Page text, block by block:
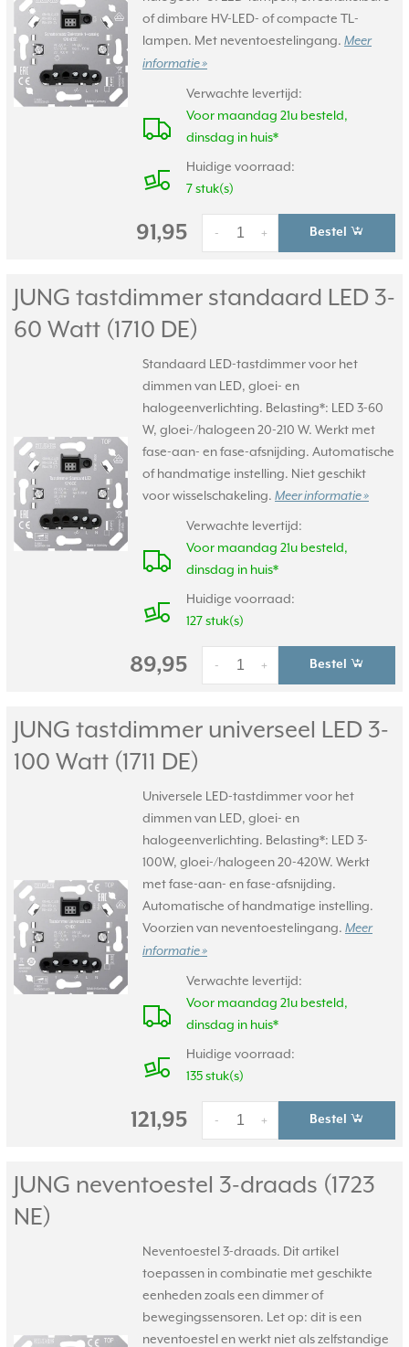
of dimbare HV-LED- of compacte TL-
lampen. Met neventoestelingang. Meer
informatie »
Verwachte levertijd:
Voor maandag 21u besteld,
dinsdag in huis*
Huidige voorraad:
7 stuk(s)
91,95 +
- Bestel
JUNG tastdimmer standaard LED 3-
60 Watt (1710 DE)
Standaard LED-tastdimmer voor het
dimmen van LED, gloei- en
halogeenverlichting. Belasting*: LED 3-60
W, gloei-/halogeen 20-210 W. Werkt met
fase-aan- en fase-afsnijding. Automatische
of handmatige instelling. Niet geschikt
voor wisselschakeling. Meer informatie »
Verwachte levertijd:
Voor maandag 21u besteld,
dinsdag in huis*
Huidige voorraad:
127 stuk(s)
89,95 +
- Bestel
JUNG tastdimmer universeel LED 3-
100 Watt (1711 DE)
Universele LED-tastdimmer voor het
dimmen van LED, gloei- en
halogeenverlichting. Belasting*: LED 3-
100W, gloei-/halogeen 20-420W. Werkt
met fase-aan- en fase-afsnijding.
Automatische of handmatige instelling.
Voorzien van neventoestelingang. Meer
informatie »
Verwachte levertijd:
Voor maandag 21u besteld,
dinsdag in huis*
Huidige voorraad:
135 stuk(s)
121,95 +
- Bestel
JUNG neventoestel 3-draads (1723
NE)
Neventoestel 3-draads. Dit artikel
toepassen in combinatie met geschikte
eenheden zoals een dimmer of
bewegingssensoren. Let op: dit is een
neventoestel en werkt niet als zelfstandige